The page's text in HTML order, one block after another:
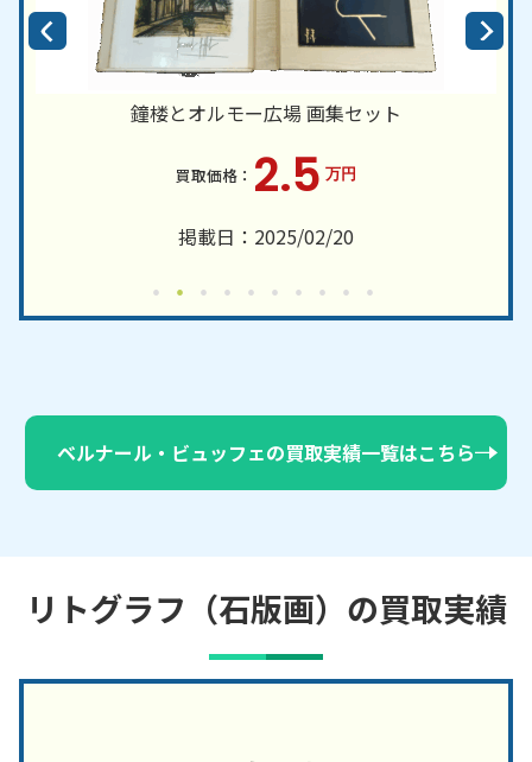
鐘楼とオルモー広場 画集セット
2.5 万円
掲載日：2025/02/20
ベルナール・ビュッフェの買取実績一覧はこちら
リトグラフ（石版画）の買取実績